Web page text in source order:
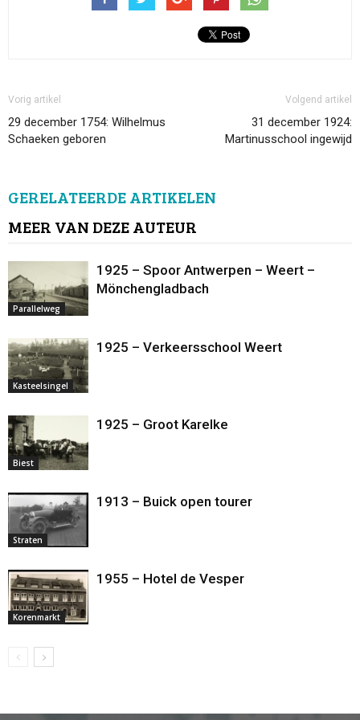
Vorig artikel
29 december 1754: Wilhelmus
Schaeken geboren
Volgend artikel
31 december 1924:
Martinusschool ingewijd
GERELATEERDE ARTIKELEN
MEER VAN DEZE AUTEUR
Parallelweg
1925 – Spoor Antwerpen – Weert –
Mönchengladbach
Kasteelsingel
1925 – Verkeersschool Weert
Biest
1925 – Groot Karelke
Straten
1913 – Buick open tourer
Korenmarkt
1955 – Hotel de Vesper